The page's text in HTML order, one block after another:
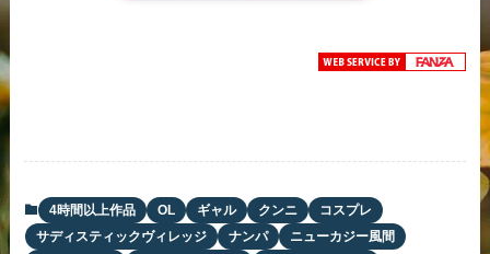
4時間以上作品 OL ギャル クンニ
コスプレ
サディスティックヴィレッジ
ナンパ
ニューカジー風間